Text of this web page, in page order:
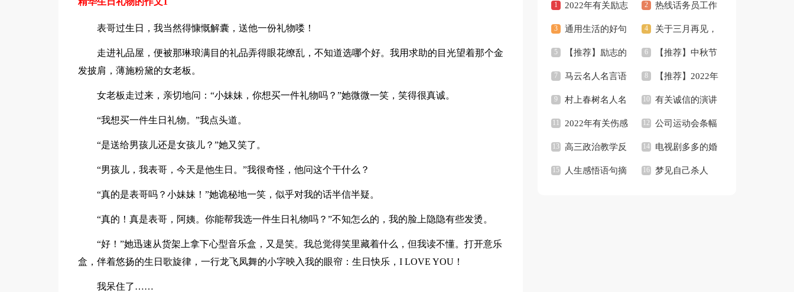
表哥过生日，我当然得慷慨解囊，送他一份礼物喽！
走进礼品屋，便被那琳琅满目的礼品弄得眼花缭乱，不知道选哪个好。我用求助的目光望着那个金
发披肩，薄施粉黛的女老板。
女老板走过来，亲切地问：“小妹妹，你想买一件礼物吗？”她微微一笑，笑得很真诚。
“我想买一件生日礼物。”我点头道。
“是送给男孩儿还是女孩儿？”她又笑了。
“男孩儿，我表哥，今天是他生日。”我很奇怪，他问这个干什么？
“真的是表哥吗？小妹妹！”她诡秘地一笑，似乎对我的话半信半疑。
“真的！真是表哥，阿姨。你能帮我选一件生日礼物吗？”不知怎么的，我的脸上隐隐有些发烫。
“好！”她迅速从货架上拿下心型音乐盒，又是笑。我总觉得笑里藏着什么，但我读不懂。打开意乐
盒，伴着悠扬的生日歌旋律，一行龙飞凤舞的小字映入我的眼帘：生日快乐，I LOVE YOU！
我呆住了……
2022年有关励志
的好句汇编46句
热线话务员工作
总结
通用生活的好句
合集30条
关于三月再见，
四月你好句子语录
（精选100句）
【推荐】励志的
好句集锦66条
【推荐】中秋节
作文
马云名人名言语
录汇总（精选60
句）
【推荐】2022年
伤感心情语录40条
村上春树名人名
言说说汇总（通用
80句）
有关诚信的演讲
稿模板汇总9篇
2022年有关伤感
语录集锦62句
公司运动会条幅
标语
高三政治教学反
思
电视剧多多的婚
事观后感
人生感悟语句摘 梦见自己杀人